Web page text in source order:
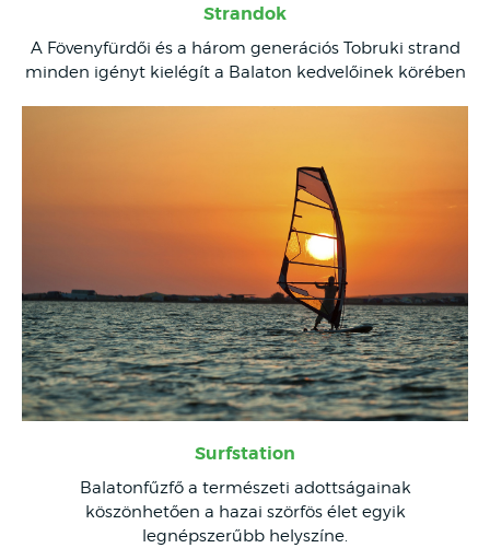
Strandok
A Fövenyfürdői és a három generációs Tobruki strand
minden igényt kielégít a Balaton kedvelőinek körében
Surfstation
Balatonfűzfő a természeti adottságainak
köszönhetően a hazai szörfös élet egyik
legnépszerűbb helyszíne.